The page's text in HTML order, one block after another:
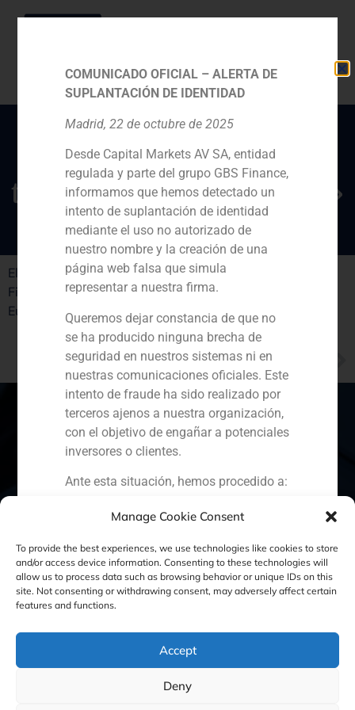
Manage Cookie Consent
To provide the best experiences, we use technologies like cookies to store
and/or access device information. Consenting to these technologies will
allow us to process data such as browsing behavior or unique IDs on this
site. Not consenting or withdrawing consent, may adversely affect certain
features and functions.
Accept
Deny
«Las claves de las
tiendas online de moda»
El diario Qué! recoge el informe elaborado por GBS
Finance sobre el sector de la moda online en España y
Europa.
GBS Finance en Antena 3 Noticias
España Portugal
Política de Cookies Política de Privacidad
Aviso Legal
GBS Finance ©2023
COMUNICADO OFICIAL – ALERTA DE
SUPLANTACIÓN DE IDENTIDAD
Madrid, 22 de octubre de 2025
Desde Capital Markets AV SA, entidad
regulada y parte del grupo GBS Finance,
informamos que hemos detectado un
intento de suplantación de identidad
mediante el uso no autorizado de
nuestro nombre y la creación de una
página web falsa que simula
representar a nuestra firma.
Queremos dejar constancia de que no
se ha producido ninguna brecha de
seguridad en nuestros sistemas ni en
nuestras comunicaciones oficiales. Este
intento de fraude ha sido realizado por
terceros ajenos a nuestra organización,
con el objetivo de engañar a potenciales
inversores o clientes.
Ante esta situación, hemos procedido a:
Denunciar el hecho ante la
de Valores (CNMV) y las
autoridades competentes.
Activar nuestros protocolos
internos de protección
organismos especializados en
Recomendamos a todos nuestros